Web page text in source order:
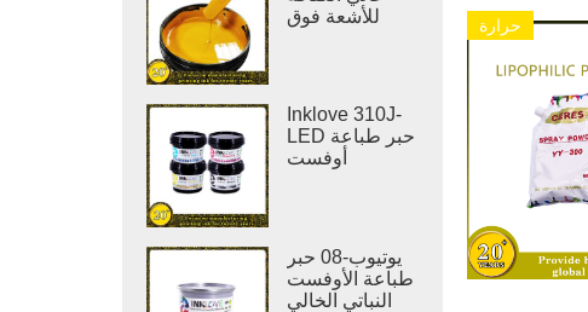
للأشعة فوق
Inklove 310J-
LED حبر طباعة
أوفست
يوتيوب-08 حبر
طباعة الأوفست
النباتي الخالي
حرارة